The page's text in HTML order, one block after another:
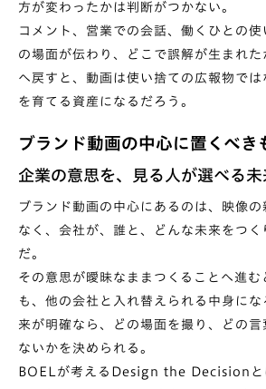
方が変わったかは判断がつかない。
コメント、営業での会話、働くひとの使
の場面が伝わり、どこで誤解が生まれ
へ戻すと、動画は使い捨ての広報物で
を育てる資産になるだろう。
ブランド動画の中心に置くべき
企業の意思を、見る人が選べる未
ブランド動画の中心にあるのは、映像
なく、会社が、誰と、どんな未来をつく
だ。
その意思が曖昧なままつくることへ進
も、他の会社と入れ替えられる中身に
来が明確なら、どの場面を撮り、どの
ないかを決められる。
BOELが考えるDesign the Decisionと